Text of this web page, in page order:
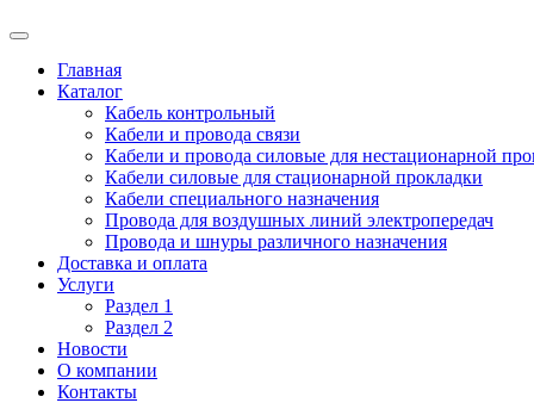
Главная
Каталог
Кабель контрольный
Кабели и провода связи
Кабели и провода силовые для нестационарной
Кабели силовые для стационарной прокладки
Кабели специального назначения
Провода для воздушных линий электропередач
Провода и шнуры различного назначения
Доставка и оплата
Услуги
Раздел 1
Раздел 2
Новости
О компании
Контакты